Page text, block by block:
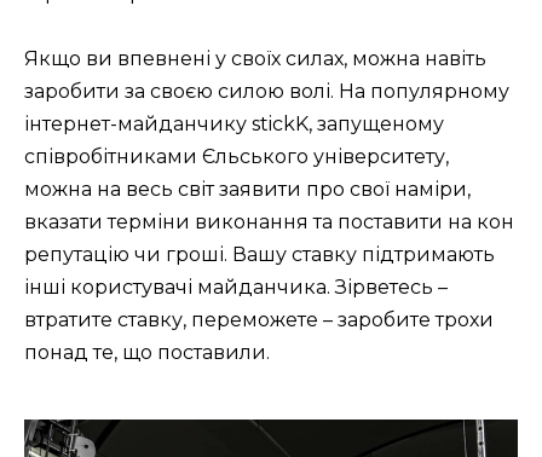
Якщо ви впевнені у своїх силах, можна навіть
заробити за своєю силою волі. На популярному
інтернет-майданчику stickK, запущеному
співробітниками Єльського університету,
можна на весь світ заявити про свої наміри,
вказати терміни виконання та поставити на кон
репутацію чи гроші. Вашу ставку підтримають
інші користувачі майданчика. Зірветесь –
втратите ставку, переможете – заробите трохи
понад те, що поставили.